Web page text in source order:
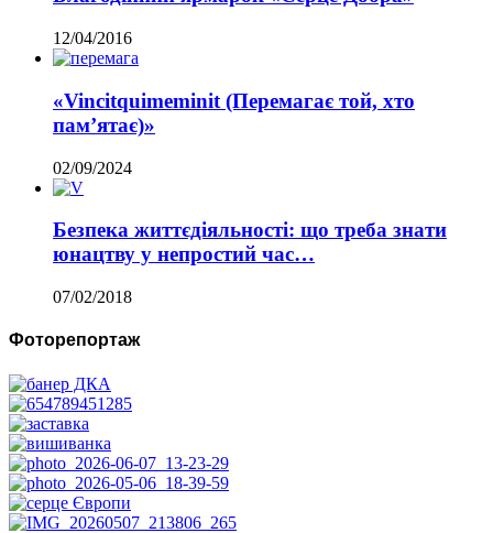
12/04/2016
«Vincitquimeminit (Перемагає той, хто
пам’ятає)»
02/09/2024
Безпека життєдіяльності: що треба знати
юнацтву у непростий час…
07/02/2018
Фоторепортаж